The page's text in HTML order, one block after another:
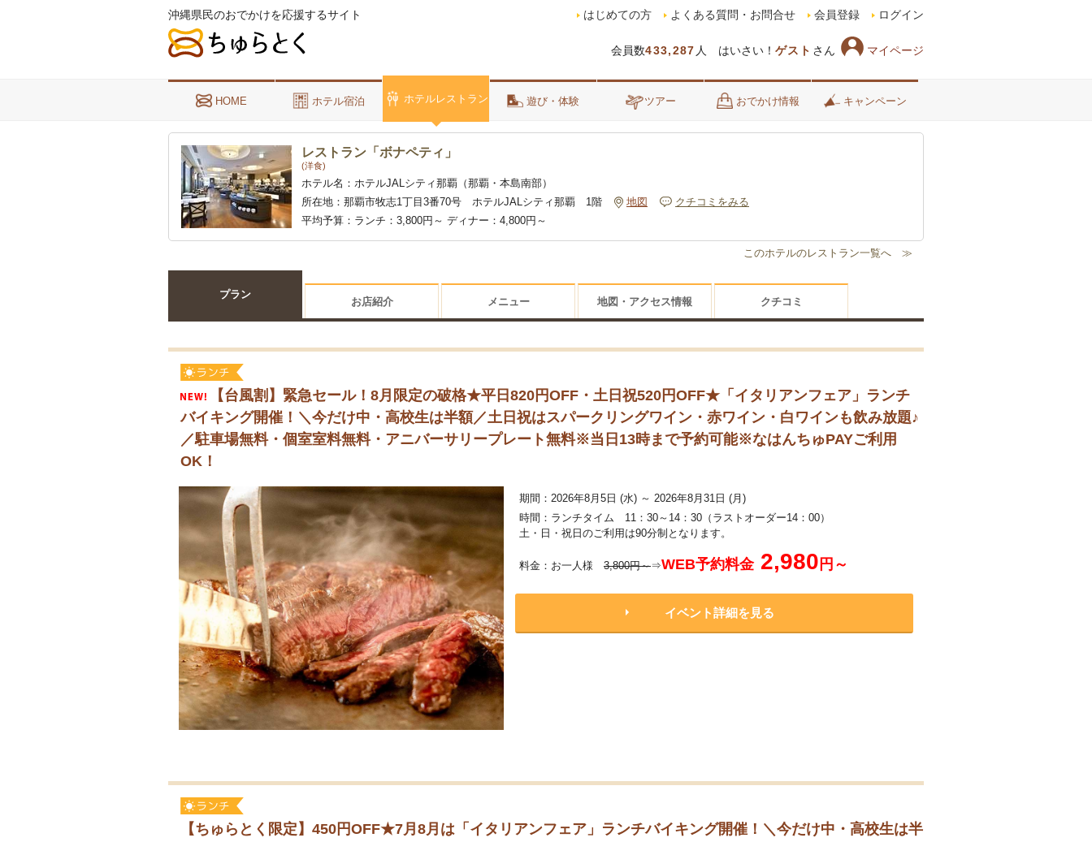
沖縄県民のおでかけを応援するサイト
会員数433,287 人 はいさい！ ゲスト さん マイページ
はじめての方 よくある質問・お問合せ 会員登録 ログイン
HOME ホテル宿泊 ホテルレストラン 遊び・体験 ツアー おでかけ情報 キャンペーン
レストラン「ボナペティ」
(洋食)
ホテル名： ホテルJALシティ那覇（那覇・本島南部）
所在地： 那覇市牧志1丁目3番70号 ホテルJALシティ那覇 1階 地図
クチコミをみる
平均予算： ランチ：3,800円～ ディナー：4,800円～
プラン
お店紹介 メニュー 地図・アクセス情報 クチコミ
【台風割】緊急セール！8月限定の破格★平日820円OFF・土日祝520円OFF★「イタリアンフェア」ランチ
バイキング開催！＼今だけ中・高校生は半額／土日祝はスパークリングワイン・赤ワイン・白ワインも飲み放題♪
／駐車場無料・個室室料無料・アニバーサリープレート無料※当日13時まで予約可能※なはんちゅPAYご利用
OK！
期間：2026年8月5日 (水) ～ 2026年8月31日 (月)
時間：ランチタイム 11：30～14：30（ラストオーダー14：00）
土・日・祝日のご利用は90分制となります。
料金：お一人様 3,800円～⇒WEB予約料金 2,980 円～
イベント詳細を見る
【ちゅらとく限定】450円OFF★7月8月は「イタリアンフェア」ランチバイキング開催！＼今だけ中・高校生は半